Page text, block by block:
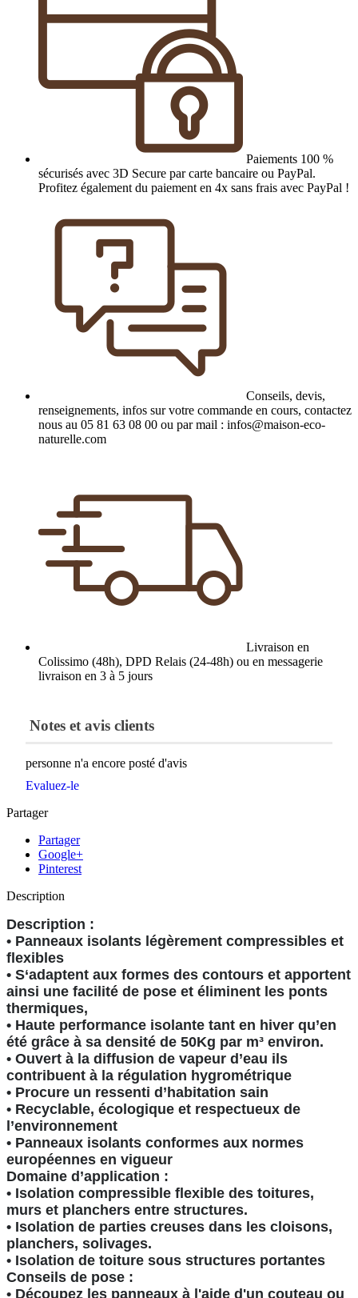
Paiements 100 %
sécurisés avec 3D Secure par carte bancaire ou PayPal.
Profitez également du paiement en 4x sans frais avec PayPal !
Conseils, devis,
renseignements, infos sur votre commande en cours, contactez
nous au 05 81 63 08 00 ou par mail : infos@maison-eco-
naturelle.com
Livraison en
Colissimo (48h), DPD Relais (24-48h) ou en messagerie
livraison en 3 à 5 jours
Notes et avis clients
personne n'a encore posté d'avis
Evaluez-le
Partager
Partager
Google+
Pinterest
Description
Description :
• Panneaux isolants légèrement compressibles et
flexibles
• S‘adaptent aux formes des contours et apportent
ainsi une facilité de pose et éliminent les ponts
thermiques,
• Haute performance isolante tant en hiver qu’en
été grâce à sa densité de 50Kg par m³ environ.
• Ouvert à la diffusion de vapeur d’eau ils
contribuent à la régulation hygrométrique
• Procure un ressenti d’habitation sain
• Recyclable, écologique et respectueux de
l’environnement
• Panneaux isolants conformes aux normes
européennes en vigueur
Domaine d’application :
• Isolation compressible flexible des toitures,
murs et planchers entre structures.
• Isolation de parties creuses dans les cloisons,
planchers, solivages.
• Isolation de toiture sous structures portantes
Conseils de pose :
• Découpez les panneaux à l'aide d'un couteau ou